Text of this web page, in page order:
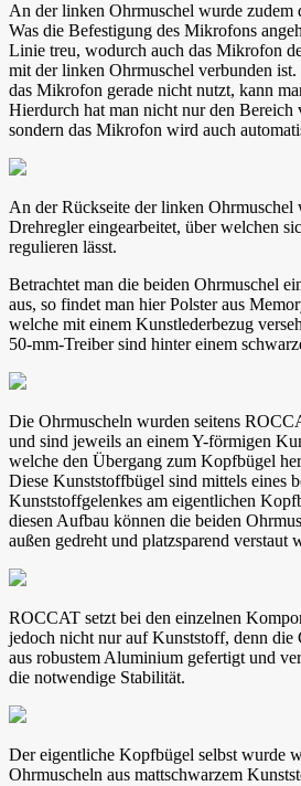
An der linken Ohrmuschel wurde zudem
Was die Befestigung des Mikrofons
Linie treu, wodurch auch das Mikrofon
mit der linken Ohrmuschel verbunden ist.
das Mikrofon gerade nicht nutzt, kann
Hierdurch hat man nicht nur den
sondern das Mikrofon wird auch
An der Rückseite der linken Ohrmuschel
Drehregler eingearbeitet, über welchen
regulieren lässt.
Betrachtet man die beiden Ohrmuschel
aus, so findet man hier Polster aus
welche mit einem Kunstlederbezug
50-mm-Treiber sind hinter einem
Die Ohrmuscheln wurden seitens
und sind jeweils an einem Y-förmigen
welche den Übergang zum Kopfbügel
Diese Kunststoffbügel sind mittels eines
Kunststoffgelenkes am eigentlichen
diesen Aufbau können die beiden
außen gedreht und platzsparend verstaut
ROCCAT setzt bei den einzelnen
jedoch nicht nur auf Kunststoff, denn die
aus robustem Aluminium gefertigt und
die notwendige Stabilität.
Der eigentliche Kopfbügel selbst wurde
Ohrmuscheln aus mattschwarzem